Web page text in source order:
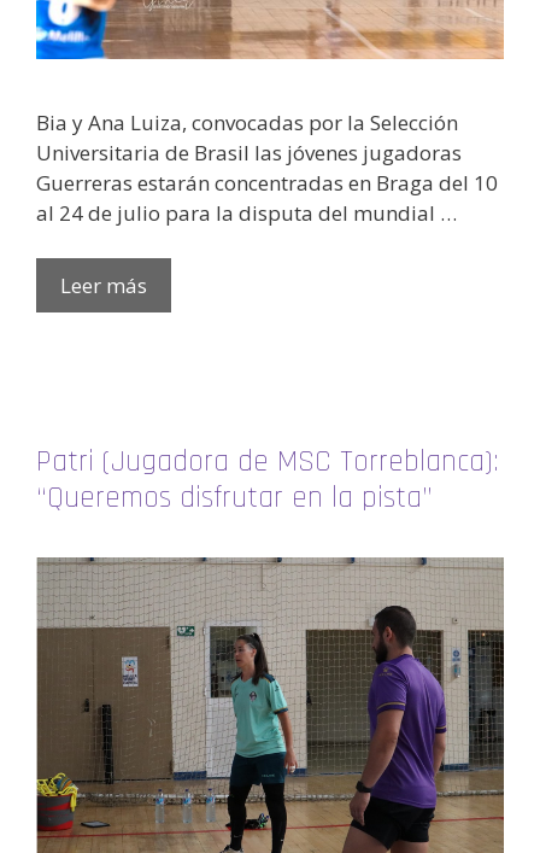
Bia y Ana Luiza, convocadas por la Selección
Universitaria de Brasil las jóvenes jugadoras
Guerreras estarán concentradas en Braga del 10
al 24 de julio para la disputa del mundial …
Leer más
Patri (Jugadora de MSC Torreblanca):
“Queremos disfrutar en la pista”